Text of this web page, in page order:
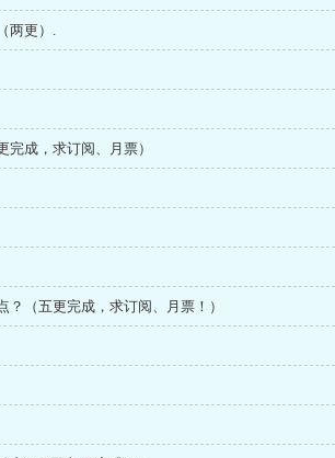
两更）.
完成，求订阅、月票）
？（五更完成，求订阅、月票！）